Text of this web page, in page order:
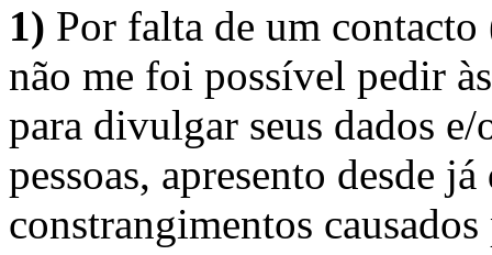
1) Por falta de um
não me foi possível pedir
para divulgar seus dados
pessoas, apresento desde
constrangimentos